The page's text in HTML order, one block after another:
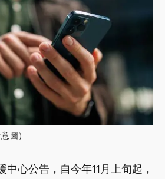
圖）
心公告，自今年11月上旬起，